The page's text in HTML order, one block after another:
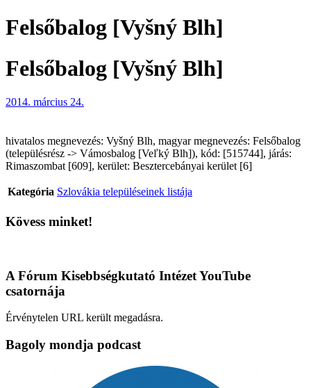
Felsőbalog [Vyšný Blh]
Felsőbalog [Vyšný Blh]
2014. március 24.
hivatalos megnevezés: Vyšný Blh, magyar megnevezés: Felsőbalog
(településrész -> Vámosbalog [Veľký Blh]), kód: [515744], járás:
Rimaszombat [609], kerület: Besztercebányai kerület [6]
Kategória Szlovákia településeinek listája
Kövess minket!
A Fórum Kisebbségkutató Intézet YouTube
csatornája
Érvénytelen URL került megadásra.
Bagoly mondja podcast